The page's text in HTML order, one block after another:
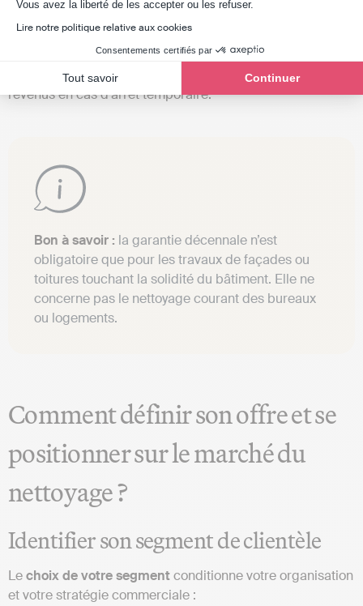
Vous avez la liberté de les accepter ou les refuser.
Lire notre politique relative aux cookies
Consentements certifiés par
Tout savoir Continuer
utilisez votre voiture pour vos déplacements, la
en cas de litige avec un client ou fournisseur et
assurance perte d’exploitation
pour maintenir vos
revenus en cas d’arrêt temporaire.
Bon à savoir : la garantie décennale n’est
obligatoire que pour les travaux de façades ou
toitures touchant la solidité du bâtiment. Elle ne
concerne pas le nettoyage courant des bureaux
ou logements.
Comment définir son offre et se
positionner sur le marché du
nettoyage ?
Identifier son segment de clientèle
Lechoix de votre segmentconditionne votre organisation
et votre stratégie commerciale :